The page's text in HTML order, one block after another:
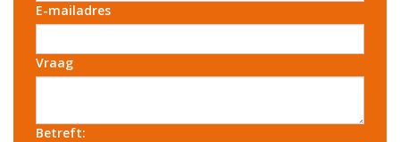
E-mailadres
Vraag
Betreft: